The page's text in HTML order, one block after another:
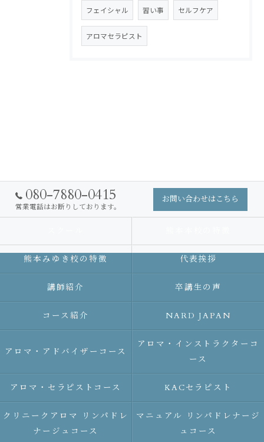
フェイシャル 習い事 セルフケア
アロマセラピスト
080-7880-0415
営業電話はお断りしております。
お問い合わせはこちら
熊本みゆき校の特徴 代表挨拶
講師紹介 卒講生の声
コース紹介 NARD JAPAN
アロマ・アドバイザーコース
アロマ・インストラクターコ
ース
アロマ・セラピストコース KACセラピスト
クリニークアロマ リンパドレ
ナージュコース
マニュアル リンパドレナージ
ュコース